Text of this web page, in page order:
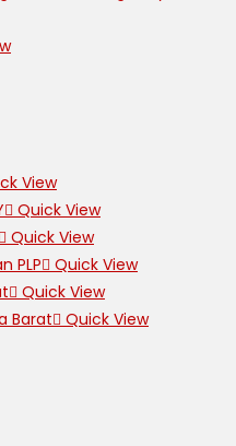
View
Quick View
Quick View
Quick View
Quick View
Quick View